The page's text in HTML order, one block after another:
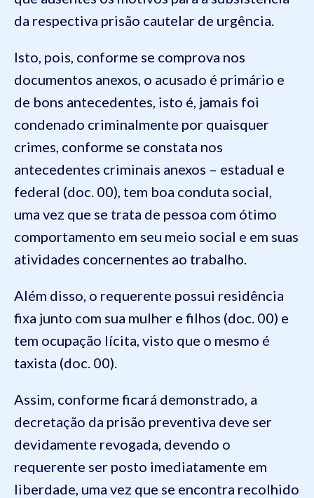
da respectiva prisão cautelar de urgência.
Isto, pois, conforme se comprova nos
documentos anexos, o acusado é primário e
de bons antecedentes, isto é, jamais foi
condenado criminalmente por quaisquer
crimes, conforme se constata nos
antecedentes criminais anexos – estadual e
federal (doc. 00), tem boa conduta social,
uma vez que se trata de pessoa com ótimo
comportamento em seu meio social e em suas
atividades concernentes ao trabalho.
Além disso, o requerente possui residência
fixa junto com sua mulher e filhos (doc. 00) e
tem ocupação lícita, visto que o mesmo é
taxista (doc. 00).
Assim, conforme ficará demonstrado, a
decretação da prisão preventiva deve ser
devidamente revogada, devendo o
requerente ser posto imediatamente em
liberdade, uma vez que se encontra recolhido